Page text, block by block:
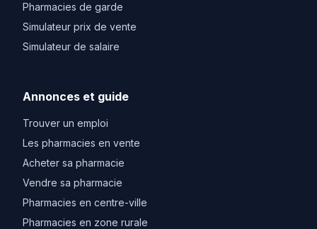
Pharmacies de garde
Simulateur prix de vente
Simulateur de salaire
Annonces et guide
Trouver un emploi
Les pharmacies en vente
Acheter sa pharmacie
Vendre sa pharmacie
Pharmacies en centre-ville
Pharmacies en zone rurale